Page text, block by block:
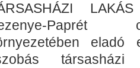
LAKÁS
Paprét